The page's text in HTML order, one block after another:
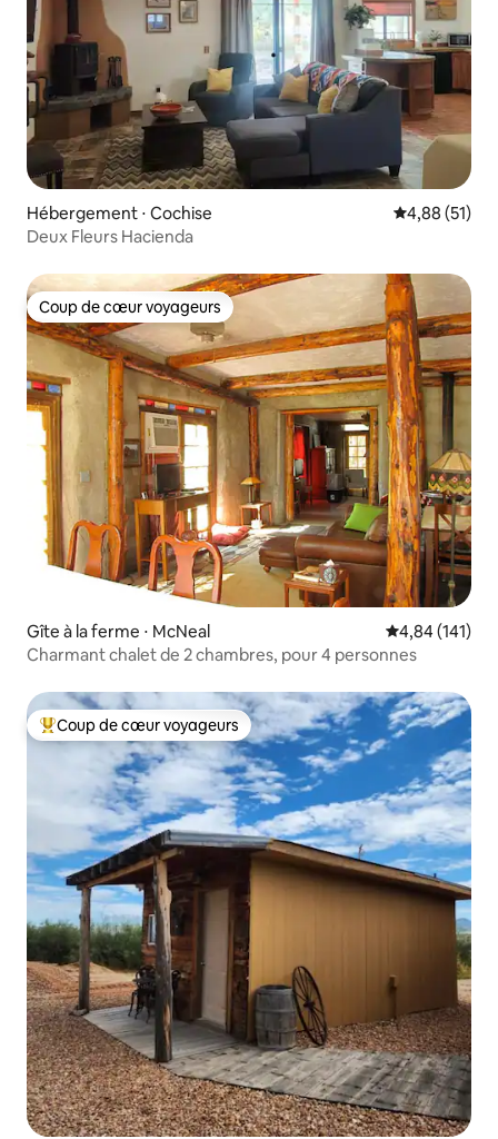
Hébergement ⋅ Cochise Évaluation
4,88 (51)
Deux Fleurs Hacienda
Coup de cœur voyageurs
Coup de cœur voyageurs
Gîte à la ferme ⋅ McNeal Évaluation
4,84 (141)
Charmant chalet de 2 chambres, pour 4 personnes
Coups de cœur voyageurs les plus appréciés
Coup de cœur voyageurs